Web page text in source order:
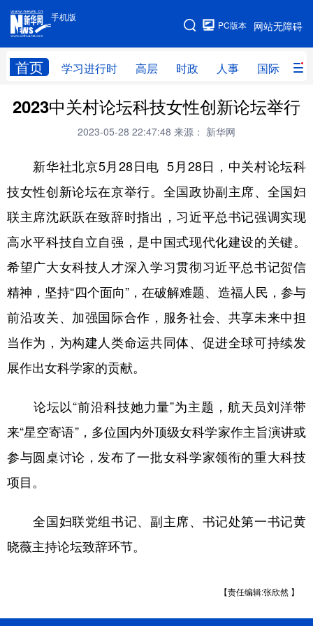
手机版
网站无障碍
PC版本
首页 学习进行时 高层 时政 人事 国际 财
手机版
网站地图
学习进行时 高层 时政 人事
财经 网评
台湾 思客智库 全球连线 教育
科技 科创 量子 体育
文化 书画 健康 军事
访谈 视频 图片 政务
食品 人居 信息化 数字经济
学术中国 乡村振兴 银龄 溯源中国
城市 旅游
彩票 娱乐 时尚 悦读
公益 一带一路 亚太网 上市公司
文化产业
地方频道
北京 天津
江西
2023中关村论坛科技女性创新论坛举行
2023-05-28 22:47:48 来源： 新华网
新华社北京5月28日电 5月28日，中关村论坛科
技女性创新论坛在京举行。全国政协副主席、全国妇
联主席沈跃跃在致辞时指出，习近平总书记强调实现
高水平科技自立自强，是中国式现代化建设的关键。
希望广大女科技人才深入学习贯彻习近平总书记贺信
精神，坚持“四个面向”，在破解难题、造福人民，参与
前沿攻关、加强国际合作，服务社会、共享未来中担
当作为，为构建人类命运共同体、促进全球可持续发
展作出女科学家的贡献。
论坛以“前沿科技她力量”为主题，航天员刘洋带
来“星空寄语”，多位国内外顶级女科学家作主旨演讲或
参与圆桌讨论，发布了一批女科学家领衔的重大科技
项目。
全国妇联党组书记、副主席、书记处第一书记黄
晓薇主持论坛致辞环节。
【责任编辑:张欣然 】